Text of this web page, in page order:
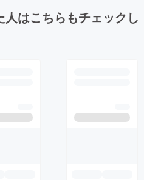
はこちらもチェックし